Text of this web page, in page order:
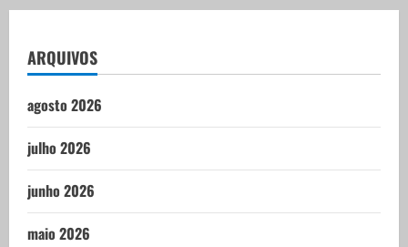
ARQUIVOS
agosto 2026
julho 2026
junho 2026
maio 2026